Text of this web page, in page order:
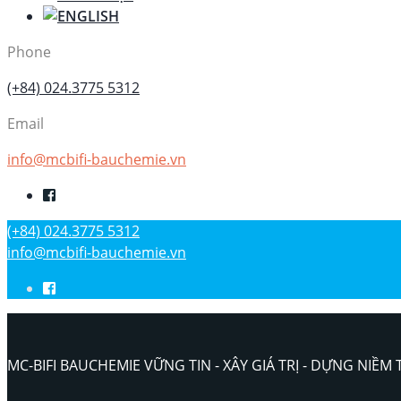
Phone
(+84) 024.3775 5312
Email
info@mcbifi-bauchemie.vn
(+84) 024.3775 5312
info@mcbifi-bauchemie.vn
MC-BIFI BAUCHEMIE VỮNG TIN - XÂY GIÁ TRỊ - DỰNG NIỀM